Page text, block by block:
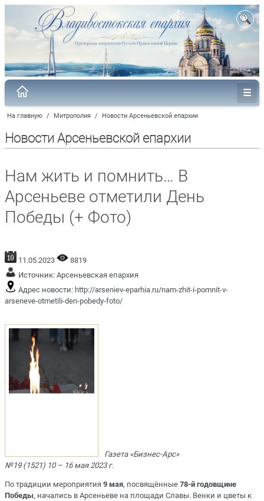
На главную / Митрополия / Новости Арсеньевской епархии
Новости Арсеньевской епархии
Нам жить и помнить… В
Арсеньеве отметили День
Победы (+ Фото)
11.05.2023
8819
Источник: Арсеньевская епархия
Адрес новости: http://arseniev-eparhia.ru/nam-zhit-i-pomnit-v-
arseneve-otmetili-den-pobedy-foto/
Газета «Бизнес-Арс»
№19 (1521) 10 – 16 мая 2023 г.
По традиции мероприятия 9 мая, посвящённые 78-й годовщине
Победы, начались в Арсеньеве на площади Славы. Венки и цветы к